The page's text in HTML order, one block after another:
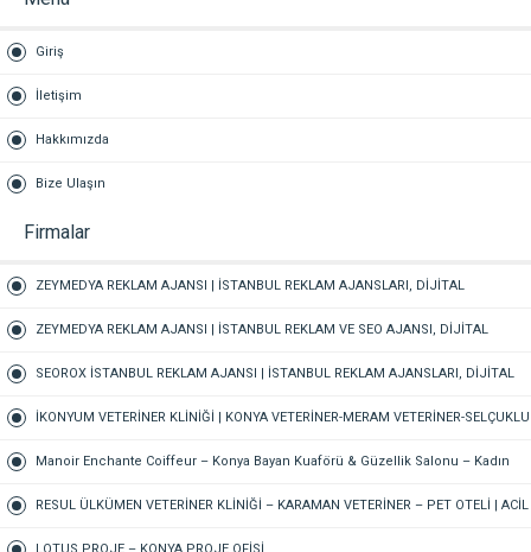
Giriş
İletişim
Hakkımızda
Bize Ulaşın
Firmalar
ZEYMEDYA REKLAM AJANSI | İSTANBUL REKLAM AJANSLARI, DİJİTAL
PAZARLAMA AJANSI, SEO AJANSI & SOSYAL MEDYA AJANSI, 360 REKLAM
ZEYMEDYA REKLAM AJANSI | İSTANBUL REKLAM VE SEO AJANSI, DİJİTAL
PAZARLAMA AJANSI, SOSYAL MEDYA AJANSI, 360 REKLAM
SEOROX İSTANBUL REKLAM AJANSI | İSTANBUL REKLAM AJANSLARI, DİJİTAL
PAZARLAMA AJANSI, SEO AJANSI & SOSYAL MEDYA AJANSI
İKONYUM VETERİNER KLİNİĞİ | KONYA VETERİNER-MERAM VETERİNER-SELÇUKLU
VETERİNER-KARATAY | ACİL-7/24 NÖBETÇİ VETERİNER KLİNİĞİ
Manoir Enchante Coiffeur – Konya Bayan Kuaförü & Güzellik Salonu – Kadın
Kuaförü – Meram Kuaför – Bayan Kuaförü – Konya Kuaför
RESUL ÜLKÜMEN VETERİNER KLİNİĞİ – KARAMAN VETERİNER – PET OTELİ | ACİL
VETERİNER – 7/24 AÇIK NÖBETÇİ VETERİNER KLİNİĞİ